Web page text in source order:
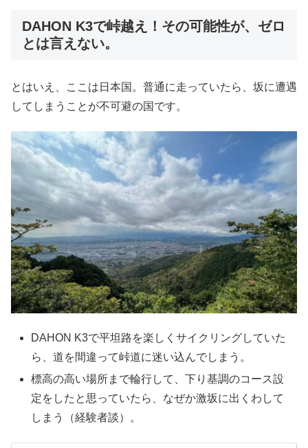
DAHON K3で峠越え！その可能性が、ゼロ
とは言えない。
とはいえ、ここは日本国。普通に走っていたら、坂に遭遇
してしまうことが不可避の国です。
DAHON K3で平坦路を楽しくサイクリングしていた
ら、道を間違って峠道に迷い込んでしまう。
標高の高い場所まで輪行して、下り基調のコース設
定をしたと思っていたら、なぜか激坂に出くわして
しまう（経験者談）。